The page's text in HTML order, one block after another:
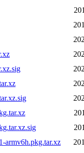
armv6h.pkg.tar.xz